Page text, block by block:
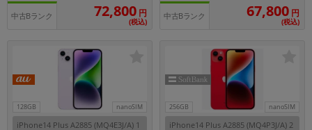
中古Bランク 72,800 円
(税込)
中古Bランク 67,800 円
(税込)
128GB nanoSIM
iPhone14 Plus A2885 (MQ4E3J/A) 1
256GB nanoSIM
iPhone14 Plus A2885 (MQ4P3J/A) 2